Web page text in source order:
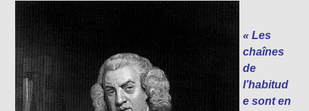
« Les
chaînes
de
l’habitud
e sont en